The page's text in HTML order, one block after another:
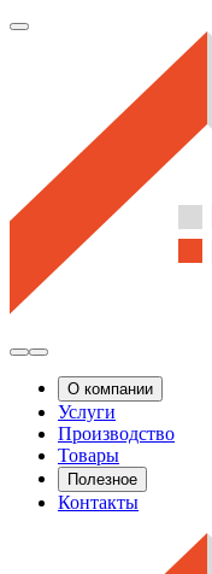
О компании
Услуги
Производство
Товары
Полезное
Контакты